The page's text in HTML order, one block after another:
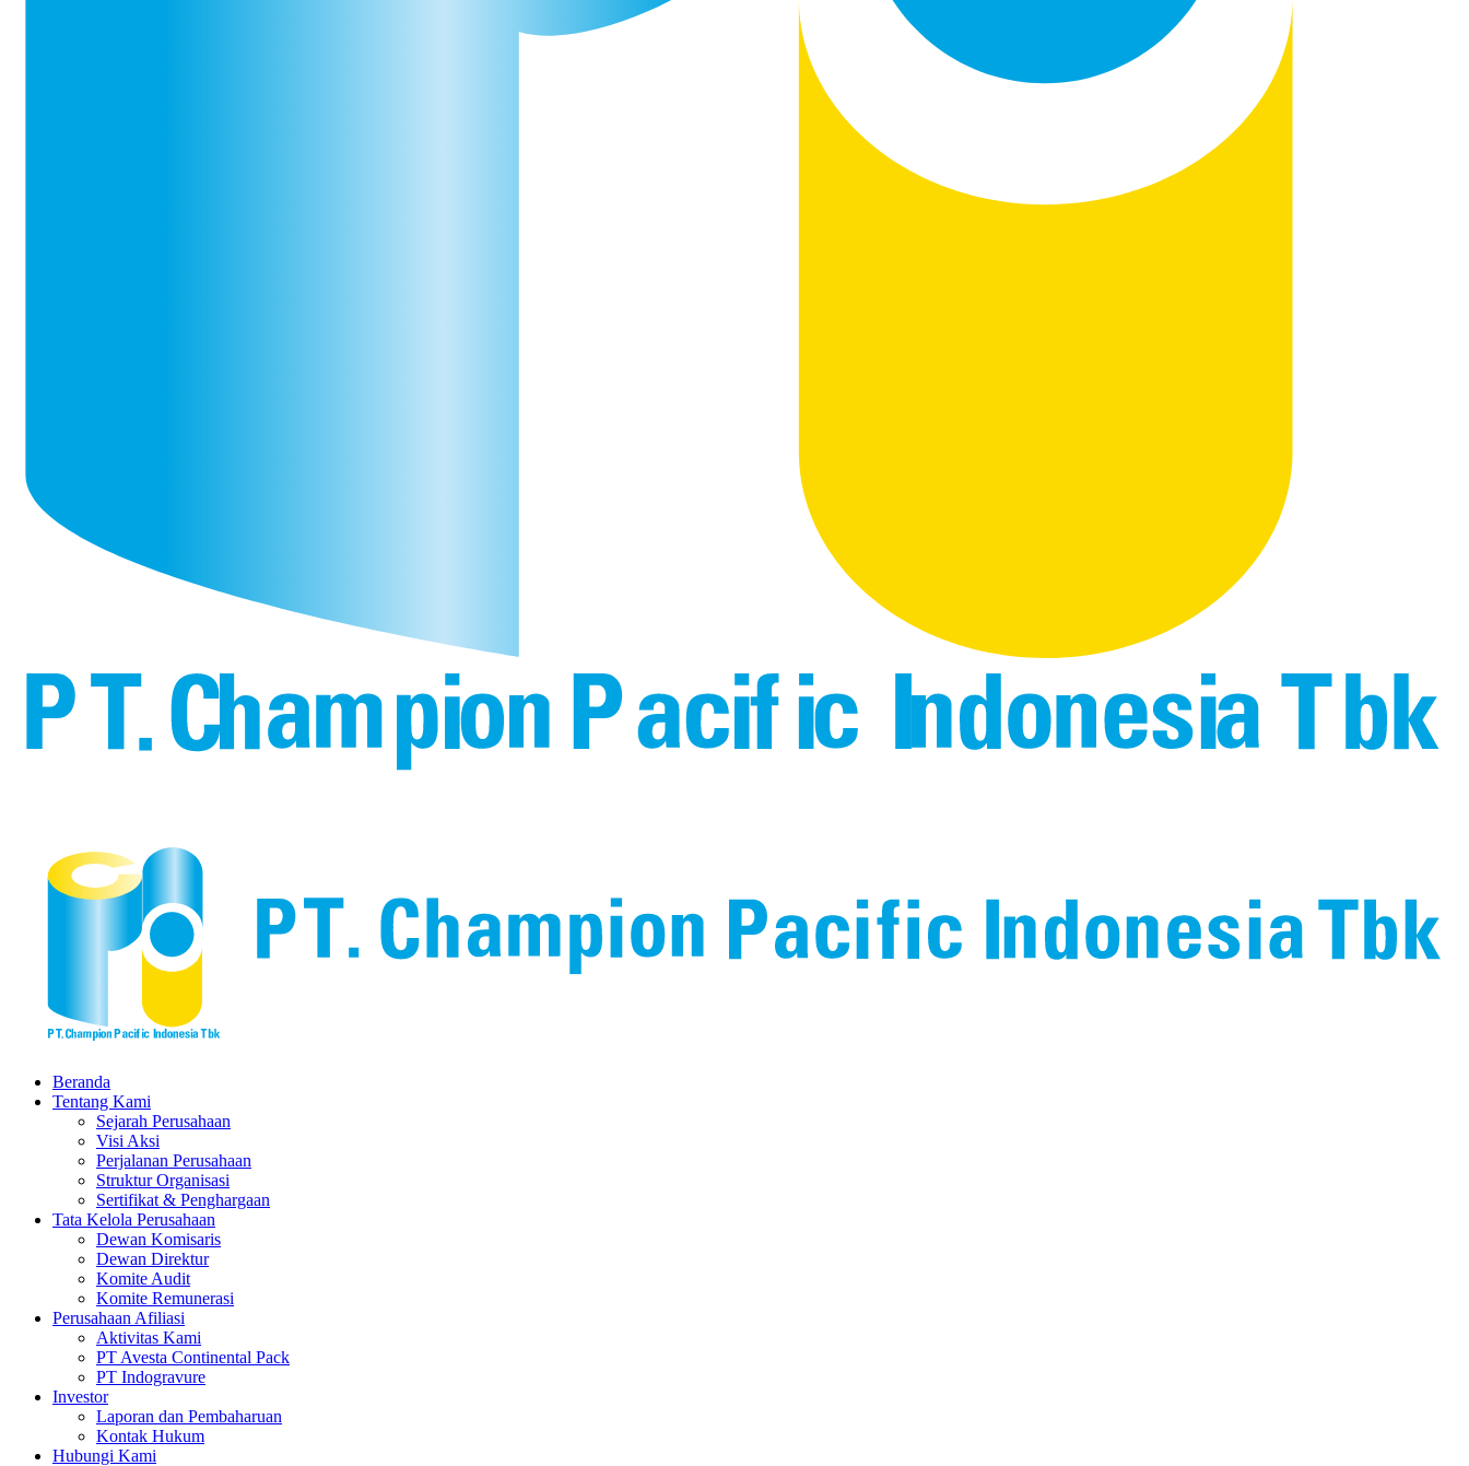
Beranda
Tentang Kami
Sejarah Perusahaan
Visi Aksi
Perjalanan Perusahaan
Struktur Organisasi
Sertifikat & Penghargaan
Tata Kelola Perusahaan
Dewan Komisaris
Dewan Direktur
Komite Audit
Komite Remunerasi
Perusahaan Afiliasi
Aktivitas Kami
PT Avesta Continental Pack
PT Indogravure
Investor
Laporan dan Pembaharuan
Kontak Hukum
Hubungi Kami